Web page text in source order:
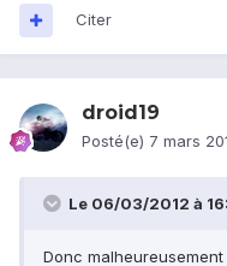
Citer
droid19
Posté(e) 7 mars
Le 06/03/2012 à
Donc